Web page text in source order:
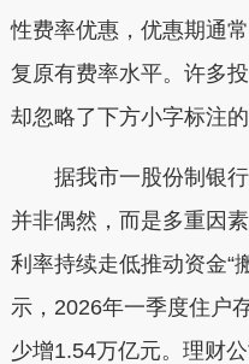
性费率优惠，优惠期通
复原有费率水平。许多
却忽略了下方小字标注的
据我市一股份制银行
并非偶然，而是多重因
利率持续走低推动资金“
示，2026年一季度住户
少增1.54万亿元。理财